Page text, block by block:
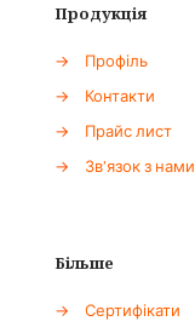
Продукція
→
Профіль
→
Контакти
→
Прайс лист
→
Зв'язок з нами
Більше
→
Сертифікати